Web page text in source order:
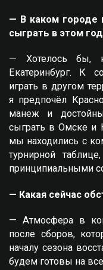
— В каком городе
сыграть в этом
— Хотелось бы,
Екатеринбург. К
играть в другом
я предпочёл
манеж и
сыграть в Омске и
мы находились с
турнирной
принципиальными
— Какая сейчас
— Атмосфера в
после сборов,
началу сезона
будем готовы на